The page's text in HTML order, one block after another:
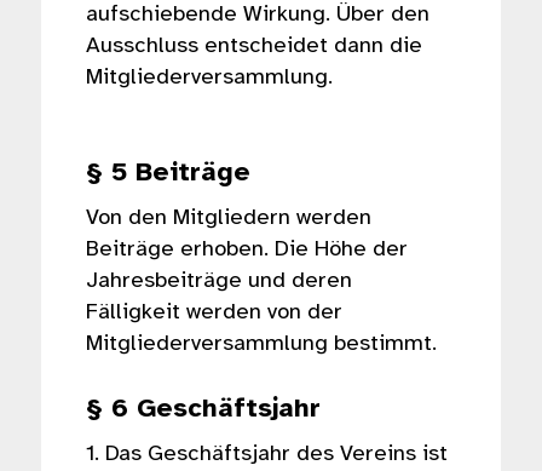
aufschiebende Wirkung. Über den
Ausschluss entscheidet dann die
Mitgliederversammlung.
§ 5 Beiträge
Von den Mitgliedern werden
Beiträge erhoben. Die Höhe der
Jahresbeiträge und deren
Fälligkeit werden von der
Mitgliederversammlung bestimmt.
§ 6 Geschäftsjahr
1. Das Geschäftsjahr des Vereins ist